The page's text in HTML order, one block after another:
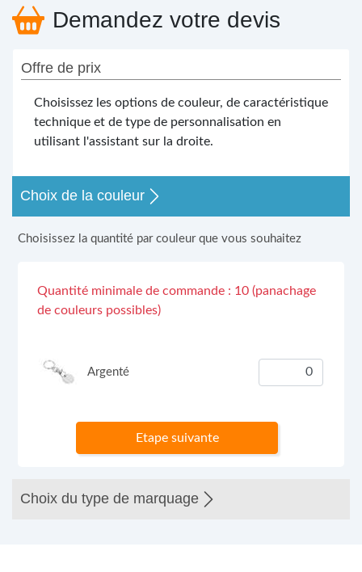
Demandez votre devis
Offre de prix
Choisissez les options de couleur, de caractéristique
technique et de type de personnalisation en
utilisant l'assistant sur la droite.
Choix de la couleur
Choisissez la quantité par couleur que vous souhaitez
Quantité minimale de commande : 10 (panachage
de couleurs possibles)
Argenté
Etape suivante
Choix du type de marquage